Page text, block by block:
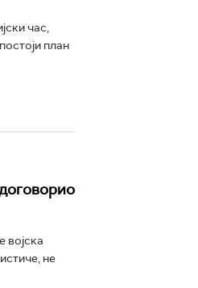
час,
план
војска
не